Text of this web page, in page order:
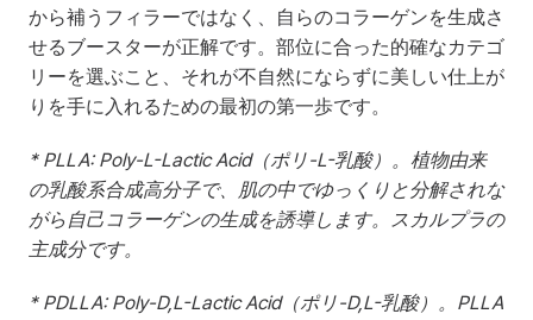
から補うフィラーではなく、自らのコラーゲンを生成さ
せるブースターが正解です。部位に合った的確なカテゴ
リーを選ぶこと、それが不自然にならずに美しい仕上が
りを手に入れるための最初の第一歩です。
* PLLA: Poly-L-Lactic Acid（ポリ-L-乳酸）。植物由来
の乳酸系合成高分子で、肌の中でゆっくりと分解されな
がら自己コラーゲンの生成を誘導します。スカルプラの
主成分です。
* PDLLA: Poly-D,L-Lactic Acid（ポリ-D,L-乳酸）。PLLA